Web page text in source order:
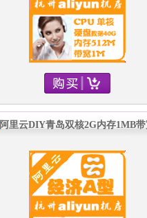
阿里云DIY青岛双核2G内存1MB